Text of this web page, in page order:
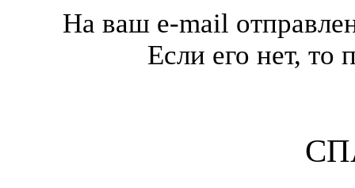
На ваш e-mail
Если его нет,